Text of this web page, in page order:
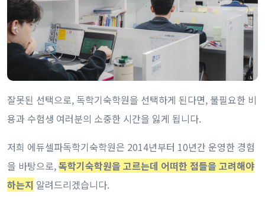
잘못된 선택으로, 독학기숙학원을 선택하게 된다면, 불필요한 비
용과 수험생 여러분의 소중한 시간을 잃게 됩니다.
저희 에듀셀파독학기숙학원은 2014년부터 10년간 운영한 경험
을 바탕으로,독학기숙학원을 고르는데 어떠한 점들을 고려해야
하는지 알려드리겠습니다.